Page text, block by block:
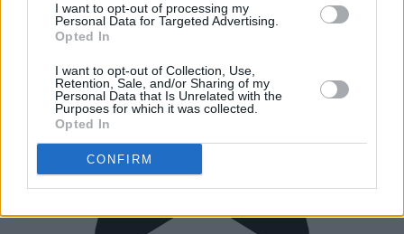
I want to opt-out of processing my
Personal Data for Targeted Advertising.
Opted In
I want to opt-out of Collection, Use,
Retention, Sale, and/or Sharing of my
Personal Data that Is Unrelated with the
Purposes for which it was collected.
Opted In
CONFIRM